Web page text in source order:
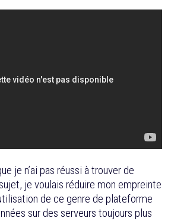
je n’ai pas réussi à trouver de
je voulais réduire mon empreinte
de ce genre de plateforme
sur des serveurs toujours plus